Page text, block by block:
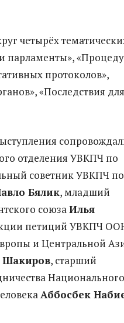
четырёх
парламенты»,
протоколов»,
«Последствия для
отделения УВКПЧ по
советник УВКПЧ по
Бялик, младший
союзаИлья
петиций УВКПЧ
и Центральной
Шакиров, старший
Национального
Аббосбек